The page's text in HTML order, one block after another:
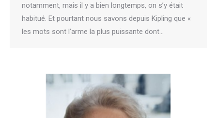
notamment, mais il y a bien longtemps, on s’y était
habitué. Et pourtant nous savons depuis Kipling que «
les mots sont l’arme la plus puissante dont…